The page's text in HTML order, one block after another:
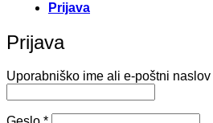
Prijava
Prijava
Uporabniško ime ali e-poštni naslov
Zahtevano